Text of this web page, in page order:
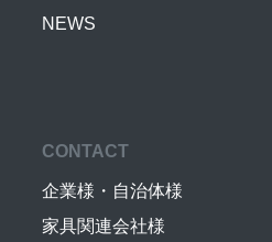
NEWS
CONTACT
企業様・自治体様
家具関連会社様